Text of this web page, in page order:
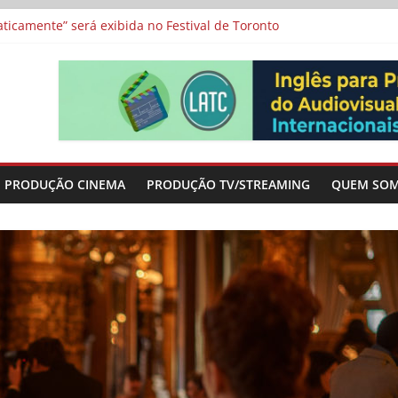
“Os Feiticeiros Inocentes” e filme-tributo de Wajda a
protagonizam adaptação brasileira de série argentina para o
e divide prêmio principal entre “Manas” e “O Agente Secreto”
metragens sobre envelhecimento criados a partir de histórias
PRODUÇÃO CINEMA PRODUÇÃO TV/STREAMING QUEM